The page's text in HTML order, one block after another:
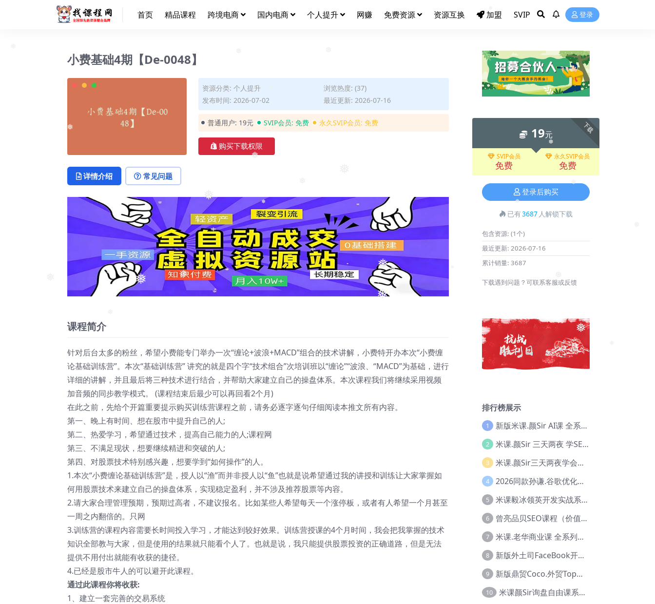
❅
❅
❅
❅ ❅
❅
❅
❅
❅
❅
❅
❅
首页 精品课程 跨境电商 国内电商 个人提升 网赚 免费资源 资源互换 加盟 SVIP 登录
小费基础4期【De-0048】
资源分类: 个人提升
浏览热度: (37)
发布时间: 2026-07-02
最近更新: 2026-07-16
普通用户: 19元 SVIP会员: 免费 永久SVIP会员: 免费
购买下载权限
详情介绍 常见问题
课程简介
针对后台太多的粉丝，希望小费能专门举办一次“缠论+波浪+MACD”组合的技术讲解，小费特开办本次“小费缠
论基础训练营”。本次“基础训练营” 讲究的就是四个字“技术组合”次培训班以“缠论”“波浪、“MACD”为基础，进行
详细的讲解，并且最后将三种技术进行结合，并帮助大家建立自己的操盘体系。本次课程我们将继续采用视频
加音频的同步教学模式。 (课程结束后最少可以再回看2个月)
在此之前，先给个开篇重要提示购买训练营课程之前，请务必逐字逐句仔细阅读本推文所有内容。
第一、晚上有时间、想在股市中提升自己的人;
第二、热爱学习，希望通过技术，提高自己能力的人;课程网
第三、不满足现状，想要继续精进和突破的人;
第四、对股票技术特别感兴趣，想要学到“如何操作”的人。
1.本次“小费缠论基础训练营”是，授人以“渔”而并非授人以“鱼”也就是说希望通过我的讲授和训练让大家掌握如
何用股票技术来建立自己的操盘体系，实现稳定盈利，并不涉及推荐股票等内容。
2.请大家合理管理预期，预期过高者，不建议报名。比如某些人希望每天一个涨停板，或者有人希望一个月甚至
一周之内翻倍的。只网
3.训练营的课程内容需要长时间投入学习，才能达到较好效果。训练营授课的4个月时间，我会把我掌握的技术
知识全部教与大家，但是使用的结果就只能看个人了。也就是说，我只能提供股票投资的正确道路，但是无法
提供不用付出就能有收获的捷径。
4.已经是股市牛人的可以避开此课程。
通过此课程你将收获:
1、建立一套完善的交易系统
下载
19元
SVIP会员
免费
永久SVIP会员
免费
登录后购买
已有3687 人解锁下载
包含资源: (1个)
最近更新: 2026-07-16
累计销量: 3687
下载遇到问题？可联系客服或反馈
排行榜展示
1 新版米课.颜Sir AI课 全系列实战教程，价值9800，跨境首选！【Ag-0052】
2 米课.颜Sir 三天两夜 学SEO系列教程，价值9600元，跨境人都在学 【Ag-0056】
3 米课.颜Sir三天两夜学会建站，价值6900，MI课甄选课程 【Ag-0055】
4 2026同款孙谦.谷歌优化师部落内部VIP实战教程|价值4999元全网独家解码（官方报名版本）【@034】
5 米课毅冰领英开发实战系列教程，价值3980，跨境必选【Ag-0049】
6 曾亮品贝SEO课程（价值：9800）品贝全系列教程 【Ab-0022】
7 米课.老华商业课 全系列实战教程，跨境电商必学，价值16900元【Ag-0053】
8 新版外土司FaceBook开发冠军全系列教程【Ab-0021】
9 新版鼎贸Coco.外贸Top业务课 (圈内首次独家解码|460节课)【Ag-0091】
10 米课颜Sir询盘自由课系列视频教程【Ag-0020】